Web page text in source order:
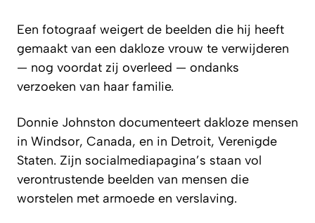
Een fotograaf weigert de beelden die hij heeft
gemaakt van een dakloze vrouw te verwijderen
— nog voordat zij overleed — ondanks
verzoeken van haar familie.
Donnie Johnston documenteert dakloze mensen
in Windsor, Canada, en in Detroit, Verenigde
Staten. Zijn socialmediapagina’s staan vol
verontrustende beelden van mensen die
worstelen met armoede en verslaving.